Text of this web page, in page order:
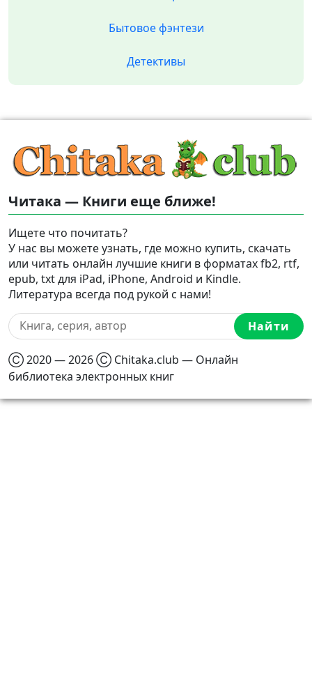
Бытовое фэнтези
Детективы
Читака — Книги еще ближе!
Ищете что почитать?
У нас вы можете узнать, где можно купить, скачать
или читать онлайн лучшие книги в форматах fb2, rtf,
epub, txt для iPad, iPhone, Android и Kindle.
Литература всегда под рукой с нами!
Найти
Ⓒ 2020 — 2026 Ⓒ Chitaka.club — Онлайн
библиотека электронных книг